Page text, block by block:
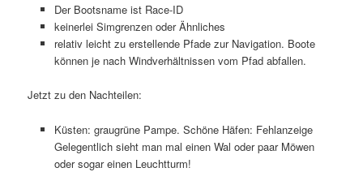
Der Bootsname ist Race-ID
keinerlei Simgrenzen oder Ähnliches
relativ leicht zu erstellende Pfade zur Navigation. Boote
können je nach Windverhältnissen vom Pfad abfallen.
Jetzt zu den Nachteilen:
Küsten: graugrüne Pampe. Schöne Häfen: Fehlanzeige
Gelegentlich sieht man mal einen Wal oder paar Möwen
oder sogar einen Leuchtturm!